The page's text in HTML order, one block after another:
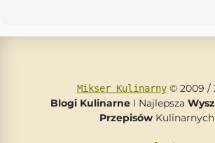
Mikser Kulinarny© 2009 /
Blogi Kulinarne I Najlepsza
Przepisów Kulinarnych